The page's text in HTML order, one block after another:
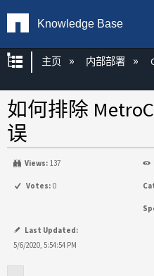
Knowledge Base
扩展/隐缩全局层
主页 内部部署
如何排除
误
Views: 137
Votes: 0
Last Updated:
5/6/2020, 5:54:54 PM